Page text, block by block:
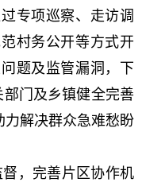
专项巡察、走访调
村务公开等方式开
题及监管漏洞，下
门及乡镇健全完善
力解决群众急难愁盼
，完善片区协作机